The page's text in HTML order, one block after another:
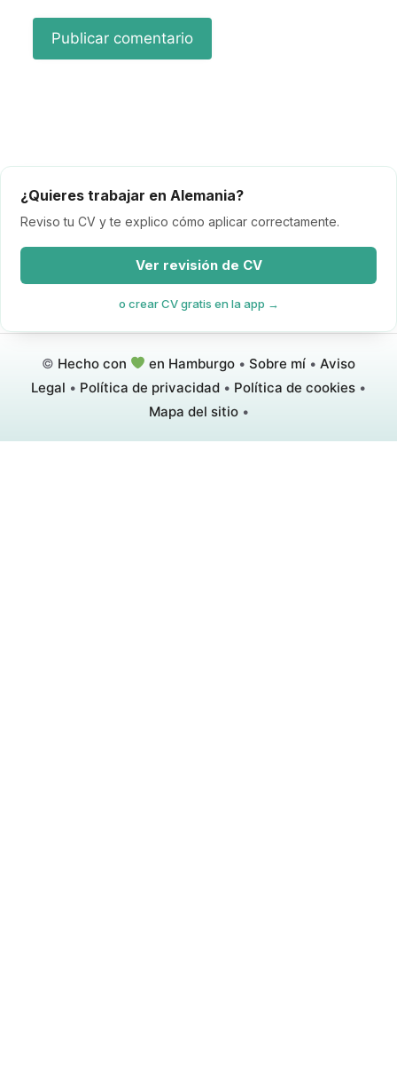
¿Quieres trabajar en Alemania?
Reviso tu CV y te explico cómo aplicar correctamente.
Ver revisión de CV
o crear CV gratis en la app →
© Hecho con en Hamburgo •Sobre mí •Aviso
Legal • Política de privacidad • Política de cookies •
Mapa del sitio•